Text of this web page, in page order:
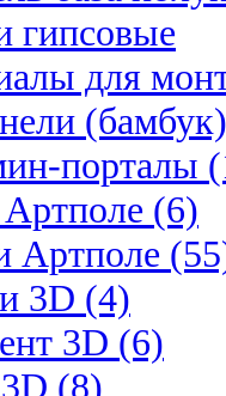
гипсовые
для
порталы
(6)
Артполе
3D (4)
3D (6)
(8)